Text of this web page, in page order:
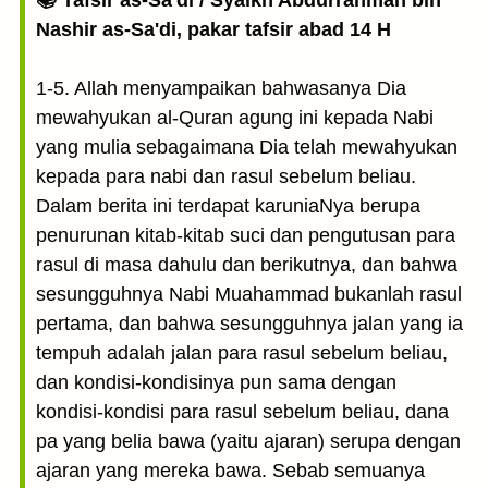
Nashir as-Sa'di, pakar tafsir abad 14 H
1-5. Allah menyampaikan bahwasanya Dia
mewahyukan al-Quran agung ini kepada Nabi
yang mulia sebagaimana Dia telah mewahyukan
kepada para nabi dan rasul sebelum beliau.
Dalam berita ini terdapat karuniaNya berupa
penurunan kitab-kitab suci dan pengutusan para
rasul di masa dahulu dan berikutnya, dan bahwa
sesungguhnya Nabi Muahammad bukanlah rasul
pertama, dan bahwa sesungguhnya jalan yang ia
tempuh adalah jalan para rasul sebelum beliau,
dan kondisi-kondisinya pun sama dengan
kondisi-kondisi para rasul sebelum beliau, dana
pa yang belia bawa (yaitu ajaran) serupa dengan
ajaran yang mereka bawa. Sebab semuanya